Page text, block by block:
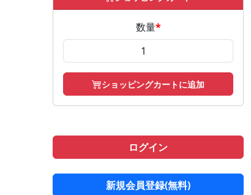
数量*
ショッピングカートに追加
ログイン
新規会員登録(無料)